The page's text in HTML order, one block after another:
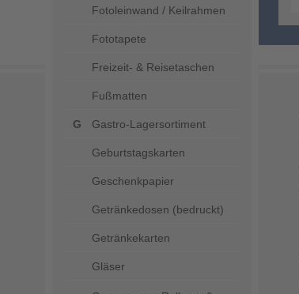
Fotoleinwand / Keilrahmen
Fototapete
Freizeit- & Reisetaschen
Fußmatten
Gastro-Lagersortiment
Geburtstagskarten
Geschenkpapier
Getränkedosen (bedruckt)
Getränkekarten
Gläser